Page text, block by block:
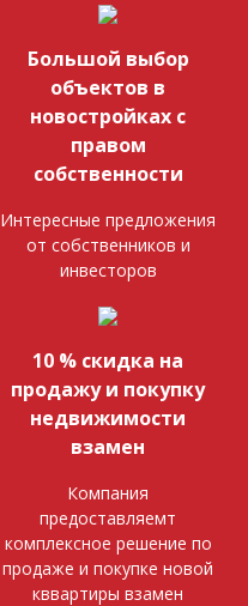
Большой выбор
объектов в
новостройках с
правом
собственности
Интересные предложения
от собственников и
инвесторов
10 % скидка на
продажу и покупку
недвижимости
взамен
Компания
предоставляемт
комплексное решение по
продаже и покупке новой
кввартиры взамен